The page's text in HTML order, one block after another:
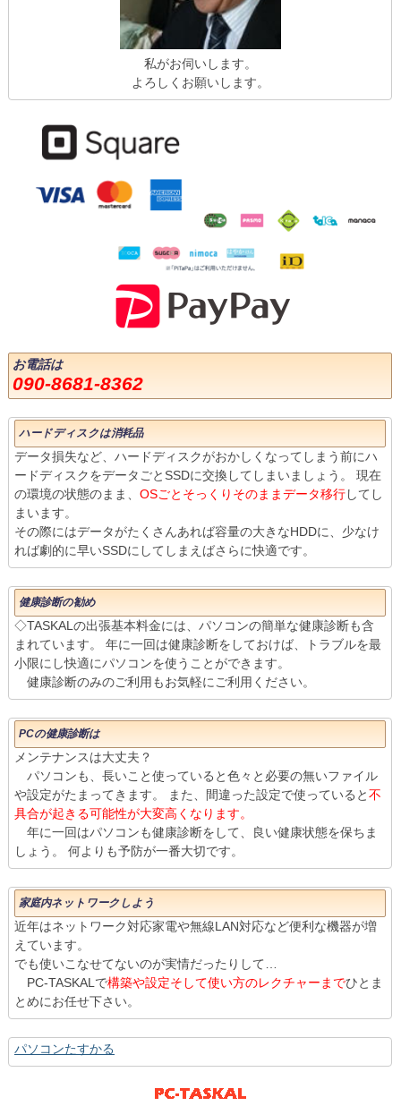
私がお伺いします。
よろしくお願いします。
お電話は
090-8681-8362
ハードディスクは消耗品
データ損失など、ハードディスクがおかしくなってしまう前にハ
ードディスクをデータごとSSDに交換してしまいましょう。 現在
の環境の状態のまま、 OSごとそっくりそのままデータ移行してし
まいます。
その際にはデータがたくさんあれば容量の大きなHDDに、少なけ
れば劇的に早いSSDにしてしまえばさらに快適です。
健康診断の勧め
◇TASKALの出張基本料金には、パソコンの簡単な健康診断も含
まれています。 年に一回は健康診断をしておけば、トラブルを最
小限にし快適にパソコンを使うことができます。
健康診断のみのご利用もお気軽にご利用ください。
PCの健康診断は
メンテナンスは大丈夫？
パソコンも、長いこと使っていると色々と必要の無いファイル
や設定がたまってきます。 また、間違った設定で使っていると不
具合が起きる可能性が大変高くなります。
年に一回はパソコンも健康診断をして、良い健康状態を保ちま
しょう。 何よりも予防が一番大切です。
家庭内ネットワークしよう
近年はネットワーク対応家電や無線LAN対応など便利な機器が増
えています。
でも使いこなせてないのが実情だったりして…
PC-TASKALで構築や設定そして使い方のレクチャーまでひとま
とめにお任せ下さい。
パソコンたすかる